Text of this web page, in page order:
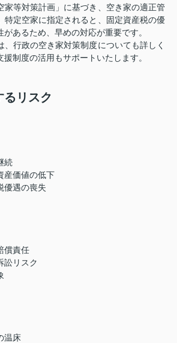
家等対策計画」に基づき、空き家の適正管
特定空家に指定されると、固定資産税の優
あるため、早めの対応が重要です。
、行政の空き家対策制度についても詳しく
制度の活用もサポートいたします。
るリスク
続
産価値の低下
優遇の喪失
償責任
訟リスク
温床